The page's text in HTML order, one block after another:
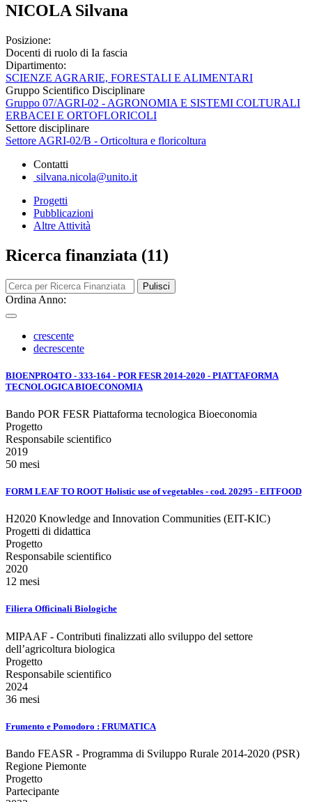
NICOLA Silvana
Posizione:
Docenti di ruolo di Ia fascia
Dipartimento:
SCIENZE AGRARIE, FORESTALI E ALIMENTARI
Gruppo Scientifico Disciplinare
Gruppo 07/AGRI-02 - AGRONOMIA E SISTEMI COLTURALI
ERBACEI E ORTOFLORICOLI
Settore disciplinare
Settore AGRI-02/B - Orticoltura e floricoltura
Contatti
silvana.nicola@unito.it
Progetti
Pubblicazioni
Altre Attività
Ricerca finanziata (11)
Pulisci
Ordina Anno:
crescente
decrescente
BIOENPRO4TO - 333-164 - POR FESR 2014-2020 - PIATTAFORMA
TECNOLOGICA BIOECONOMIA
Bando POR FESR Piattaforma tecnologica Bioeconomia
Progetto
Responsabile scientifico
2019
50 mesi
FORM LEAF TO ROOT Holistic use of vegetables - cod. 20295 - EITFOOD
H2020 Knowledge and Innovation Communities (EIT-KIC)
Progetti di didattica
Progetto
Responsabile scientifico
2020
12 mesi
Filiera Officinali Biologiche
MIPAAF - Contributi finalizzati allo sviluppo del settore
dell’agricoltura biologica
Progetto
Responsabile scientifico
2024
36 mesi
Frumento e Pomodoro : FRUMATICA
Bando FEASR - Programma di Sviluppo Rurale 2014-2020 (PSR)
Regione Piemonte
Progetto
Partecipante